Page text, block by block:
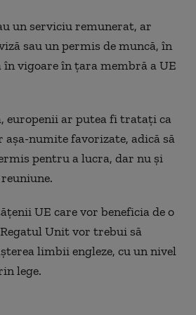
un serviciu remunerat, ar
sau un permis de muncă, în
vigoare în ţara membră a UE
europenii ar putea fi trataţi ca
numite favorizate, adică să
pentru a lucra, dar nu şi
UE care vor beneficia de o
Unit vor trebui să
limbii engleze, cu un nivel
lege.